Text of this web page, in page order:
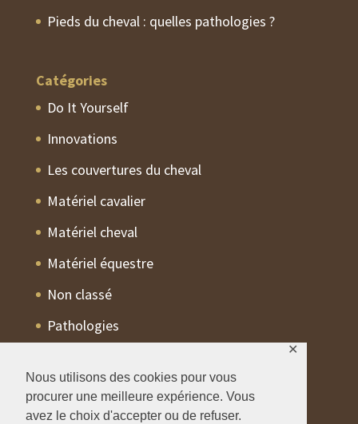
Nous utilisons des cookies pour vous
procurer une meilleure expérience. Vous
avez le choix d'accepter ou de refuser.
✕
Pieds du cheval : quelles pathologies ?
Catégories
Do It Yourself
Innovations
Les couvertures du cheval
Matériel cavalier
Matériel cheval
Matériel équestre
Non classé
Pathologies